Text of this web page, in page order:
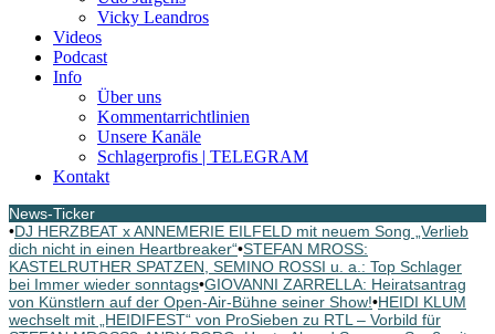
Vicky Leandros
Videos
Podcast
Info
Über uns
Kommentarrichtlinien
Unsere Kanäle
Schlagerprofis | TELEGRAM
Kontakt
News-Ticker
•DJ HERZBEAT x ANNEMERIE EILFELD mit neuem Song „Verlieb
dich nicht in einen Heartbreaker“•STEFAN MROSS:
KASTELRUTHER SPATZEN, SEMINO ROSSI u. a.: Top Schlager
bei Immer wieder sonntags•GIOVANNI ZARRELLA: Heiratsantrag
von Künstlern auf der Open-Air-Bühne seiner Show!•HEIDI KLUM
wechselt mit „HEIDIFEST“ von ProSieben zu RTL – Vorbild für